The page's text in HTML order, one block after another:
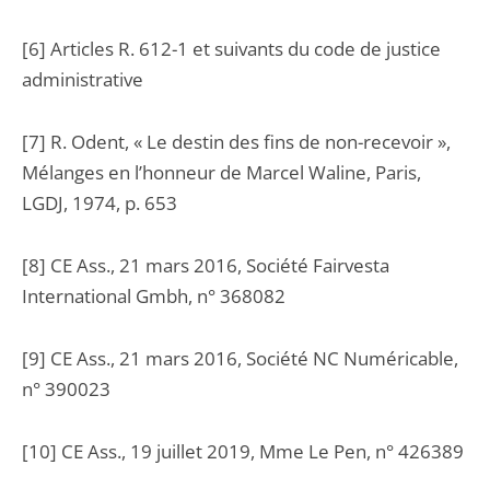
[6] Articles R. 612-1 et suivants du code de justice
administrative
[7] R. Odent, « Le destin des fins de non-recevoir »,
Mélanges en l’honneur de Marcel Waline, Paris,
LGDJ, 1974, p. 653
[8] CE Ass., 21 mars 2016, Société Fairvesta
International Gmbh, n° 368082
[9] CE Ass., 21 mars 2016, Société NC Numéricable,
n° 390023
[10] CE Ass., 19 juillet 2019, Mme Le Pen, n° 426389